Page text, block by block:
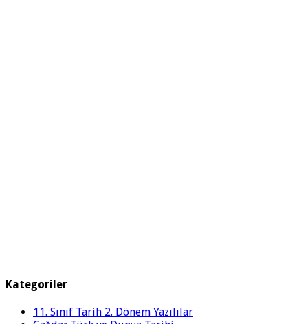
Kategoriler
11. Sınıf Tarih 2. Dönem Yazılılar